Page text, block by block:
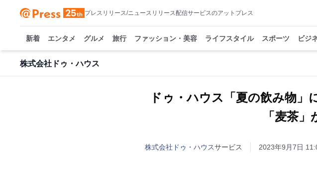
プレスリリース/ニュースリリース配信サービスのアットプレス
新着 エンタメ グルメ 旅行 ファッション・美容 ライフスタイル スポーツ ビジ
株式会社ドゥ・ハウス
ドゥ・ハウス「夏の飲み物
「麦茶」
株式会社ドゥ・ハウスサービス 2023年9月7日